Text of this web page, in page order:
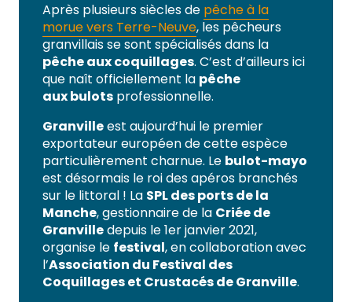
Après plusieurs siècles de pêche à la
morue vers Terre-Neuve, les pêcheurs
granvillais se sont spécialisés dans la
pêche aux coquillages. C’est d’ailleurs ici
que naît officiellement la pêche
aux bulots professionnelle.
Granvilleest aujourd’hui le premier
exportateur européen de cette espèce
particulièrement charnue. Le bulot-mayo
est désormais le roi des apéros branchés
sur le littoral ! La SPL des ports de la
Manche, gestionnaire de la Criée de
Granvilledepuis le 1er janvier 2021,
organise le festival, en collaboration avec
l’Association du Festival des
Coquillages et Crustacés de Granville.